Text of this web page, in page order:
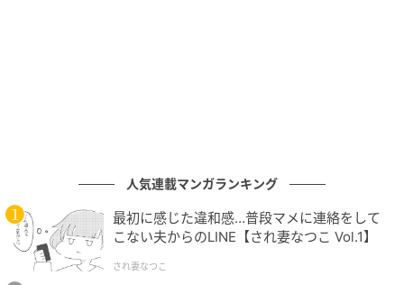
ルギーを届ける佐久間さんのバラエティ力の高さも称
ライターコメント
人気連載マンガランキング
最初に感じた違和感…普段マメに連絡をして
こない夫からのLINE【され妻なつこ Vol.1】
され妻なつこ